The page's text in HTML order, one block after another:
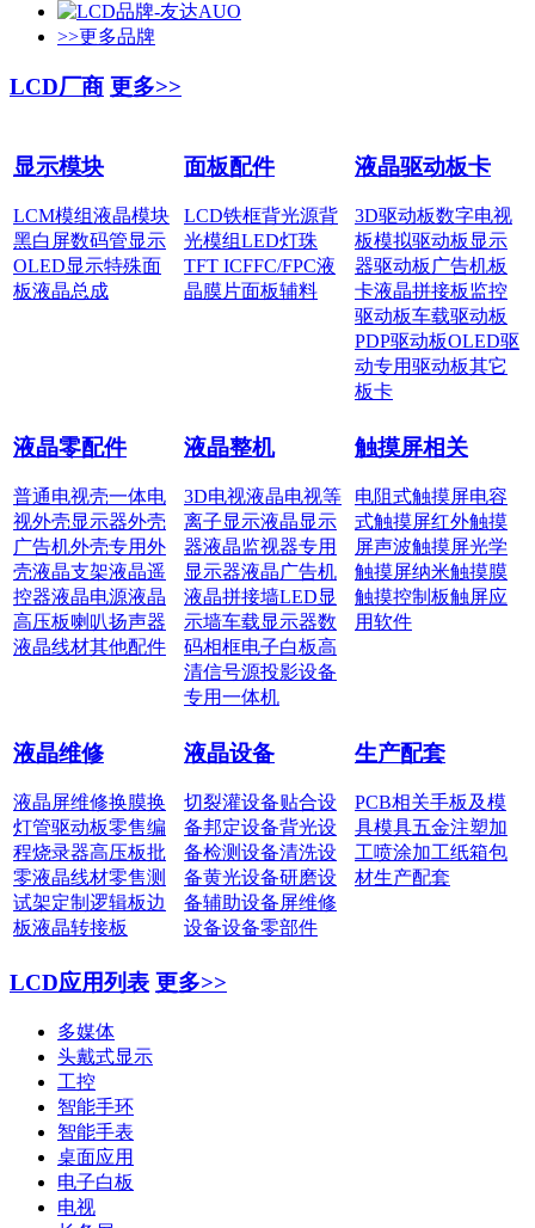
>>更多品牌
LCD厂商 更多>>
显示模块
LCM模组液晶模块
黑白屏数码管显示
OLED显示特殊面
板液晶总成
面板配件
LCD铁框背光源背
光模组LED灯珠
TFT ICFFC/FPC液
晶膜片面板辅料
液晶驱动板卡
3D驱动板数字电视
板模拟驱动板 显示
器驱动板广告机板
卡液晶拼接板监控
驱动板车载驱动板
PDP驱动板OLED驱
动专用驱动板其它
板卡
液晶零配件
普通电视壳一体电
视外壳显示器外壳
广告机外壳专用外
壳液晶支架液晶遥
控器液晶电源液晶
高压板喇叭扬声器
液晶线材其他配件
液晶整机
3D电视液晶电视等
离子显示液晶显示
器液晶监视器专用
显示器液晶广告机
液晶拼接墙LED显
示墙车载显示器数
码相框电子白板高
清信号源投影设备
专用一体机
触摸屏相关
电阻式触摸屏电容
式触摸屏红外触摸
屏声波触摸屏光学
触摸屏纳米触摸膜
触摸控制板触屏应
用软件
液晶维修
液晶屏维修换膜换
灯管驱动板零售编
程烧录器高压板批
零液晶线材零售测
试架定制 逻辑板边
板液晶转接板
液晶设备
切裂灌设备贴合设
备邦定设备背光设
备检测设备清洗设
备黄光设备研磨设
备辅助设备屏维修
设备设备零部件
生产配套
PCB相关手板及模
具模具五金注塑加
工喷涂加工纸箱包
材生产配套
LCD应用列表 更多>>
多媒体
头戴式显示
工控
智能手环
智能手表
桌面应用
电子白板
电视